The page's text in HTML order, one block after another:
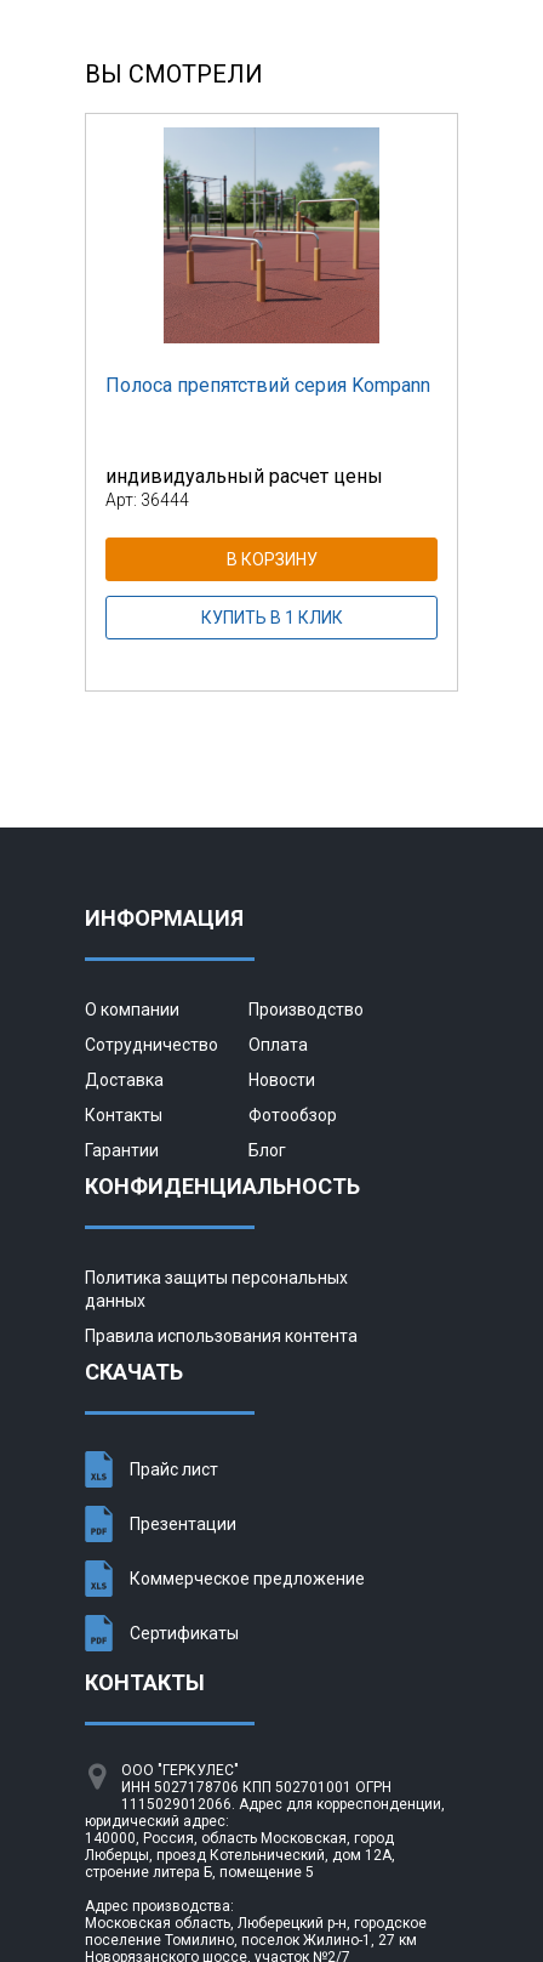
ВЫ СМОТРЕЛИ
Полоса препятствий серия Kompann
индивидуальный расчет цены
Арт: 36444
В КОРЗИНУ
КУПИТЬ В 1 КЛИК
ИНФОРМАЦИЯ
О компании
Производство
Сотрудничество
Оплата
Доставка
Новости
Контакты
Фотообзор
Гарантии
Блог
КОНФИДЕНЦИАЛЬНОСТЬ
Политика защиты персональных
данных
Правила использования контента
СКАЧАТЬ
Прайс лист
Презентации
Коммерческое предложение
Сертификаты
КОНТАКТЫ
ООО "ГЕРКУЛЕС"
ИНН 5027178706 КПП 502701001 ОГРН
1115029012066. Адрес для корреспонденции,
юридический адрес:
140000, Россия, область Московская, город
Люберцы, проезд Котельнический, дом 12А,
строение литера Б, помещение 5
Адрес производства:
Московская область, Люберецкий р-н, городское
поселение Томилино, поселок Жилино-1, 27 км
Новорязанского шоссе, участок №2/7